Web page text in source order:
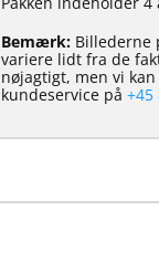
Bemærk:Billederne
variere lidt fra de
nøjagtigt, men vi
kundeservice på +45